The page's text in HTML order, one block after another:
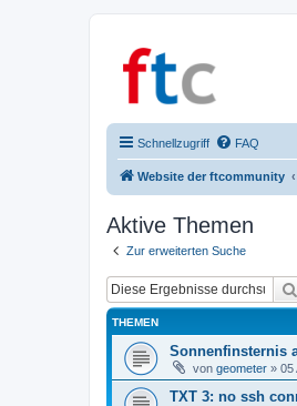
Schnellzugriff FAQ
Website der ftcommunity
Aktive Themen
Zur erweiterten Suche
THEMEN
Sonnenfinsternis
von geometer » 05
TXT 3: no ssh